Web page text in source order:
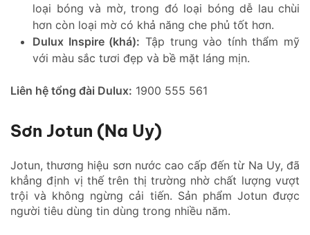
loại bóng và mờ, trong đó loại bóng dễ lau chùi
hơn còn loại mờ có khả năng che phủ tốt hơn.
Dulux Inspire (khá): Tập trung vào tính thẩm mỹ
với màu sắc tươi đẹp và bề mặt láng mịn.
Liên hệ tổng đài Dulux: 1900 555 561
Sơn Jotun (Na Uy)
Jotun, thương hiệu sơn nước cao cấp đến từ Na Uy, đã
khẳng định vị thế trên thị trường nhờ chất lượng vượt
trội và không ngừng cải tiến. Sản phẩm Jotun được
người tiêu dùng tin dùng trong nhiều năm.